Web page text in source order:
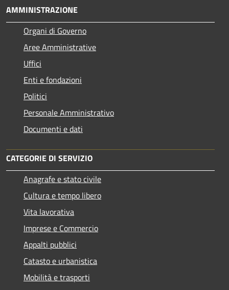
AMMINISTRAZIONE
Organi di Governo
Aree Amministrative
Uffici
Enti e fondazioni
Politici
Personale Amministrativo
Documenti e dati
CATEGORIE DI SERVIZIO
Anagrafe e stato civile
Cultura e tempo libero
Vita lavorativa
Imprese e Commercio
Appalti pubblici
Catasto e urbanistica
Mobilità e trasporti